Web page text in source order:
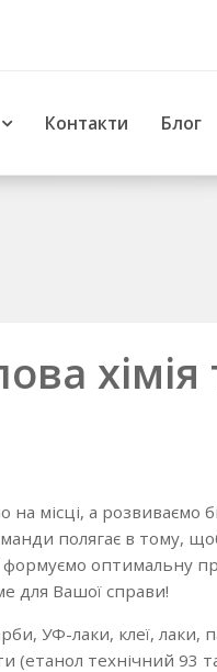
Контакти Блог
хімія
місці, а розвиваємо
полягає в тому,
оптимальну
для Вашої справи!
УФ-лаки, клеї, лаки,
(етанол технічний 93